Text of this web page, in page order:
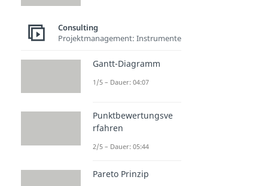
Consulting
Projektmanagement: Instrumente
Gantt-Diagramm
1/5 – Dauer: 04:07
Punktbewertungsve
rfahren
2/5 – Dauer: 05:44
Pareto Prinzip